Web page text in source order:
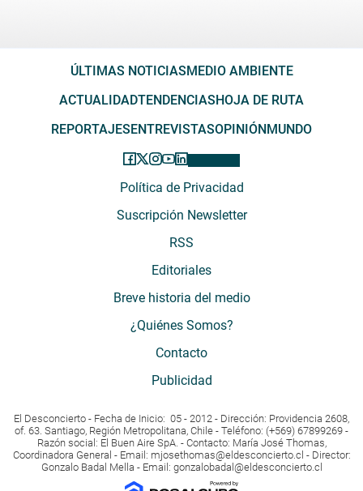
ÚLTIMAS NOTICIASMEDIO AMBIENTE
ACTUALIDADTENDENCIASHOJA DE RUTA
REPORTAJESENTREVISTASOPINIÓNMUNDO
Política de Privacidad
Suscripción Newsletter
RSS
Editoriales
Breve historia del medio
¿Quiénes Somos?
Contacto
Publicidad
El Desconcierto - Fecha de Inicio: 05 - 2012 - Dirección: Providencia 2608,
of. 63. Santiago, Región Metropolitana, Chile - Teléfono: (+569) 67899269 -
Razón social: El Buen Aire SpA. - Contacto: María José Thomas,
Coordinadora General - Email: mjosethomas@eldesconcierto.cl - Director:
Gonzalo Badal Mella - Email: gonzalobadal@eldesconcierto.cl